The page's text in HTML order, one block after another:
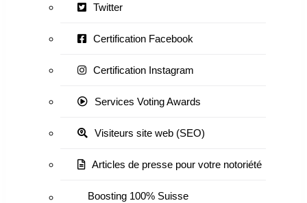
Twitter
Certification Facebook
Certification Instagram
Services Voting Awards
Visiteurs site web (SEO)
Articles de presse pour votre notoriété
Boosting 100% Suisse